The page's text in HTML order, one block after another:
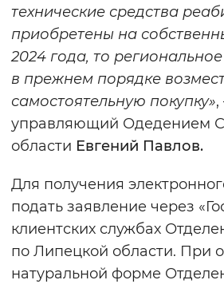
технические средства
приобретены на
2024 года, то
в прежнем порядке
самостоятельную покупку»
управляющий Одедением
области Евгений Павлов.
Для получения
подать заявление через
клиентских службах
по Липецкой области. При
натуральной форме